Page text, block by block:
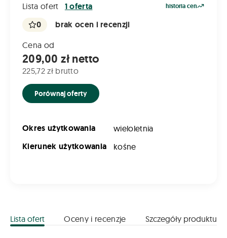
Lista ofert
1 oferta historia cen
0 brak ocen i recenzji
Cena od
209,00 zł netto
225,72 zł brutto
Porównaj oferty
Okres użytkowania wieloletnia
Kierunek użytkowania kośne
Lista ofert Oceny i recenzje Szczegóły produktu